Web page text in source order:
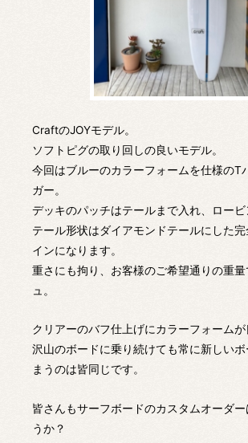
CraftのJOYモデル。
ソフトピグの取り回しの良いモデル。
今回はブルーのカラーフォームを仕様のT
ガー。
デッキのパッチはテールまで入れ、ロービ
テール形状はダイアモンドテールにした
インになります。
重さにも拘り、お客様のご希望通りの重
ュ。
クリアーのバフ仕上げにカラーフォームが
沢山のボードに乗り続けても常に新しい
まうのは皆同じです。
皆さんもサーフボードのカスタムオーダー
うか？